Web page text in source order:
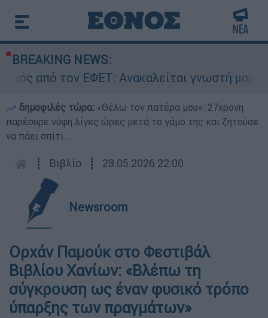
BREAKING NEWS:
τον ΕΦΕΤ: Ανακαλείται γνωστή μαρμελάδα -
δημοφιλές τώρα: «Θέλω τον πατέρα μου»: 27χρονη
παρέσυρε νύφη λίγες ώρες μετά το γάμο της και ζητούσε
να πάει σπίτι...
┋ Βιβλίο ┋ 28.05.2026 22:00
Newsroom
Ορχάν Παμούκ στο Φεστιβάλ
Βιβλίου Χανίων: «Βλέπω τη
σύγκρουση ως έναν φυσικό τρόπο
ύπαρξης των πραγμάτων»